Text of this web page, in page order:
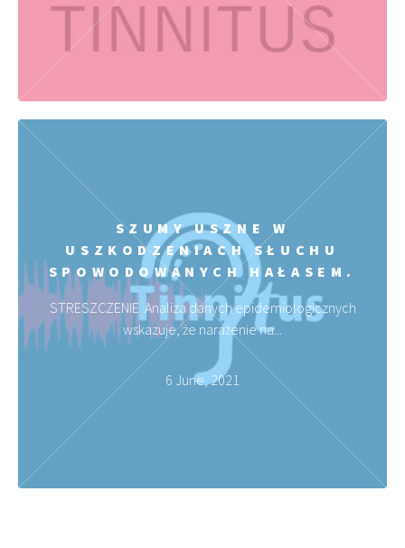
SZUMY USZNE W
USZKODZENIACH SŁUCHU
SPOWODOWANYCH HAŁASEM.
STRESZCZENIE Analiza danych epidemiologicznych
wskazuje, że narażenie na...
6 June, 2021